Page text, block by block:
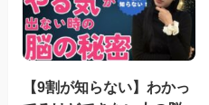
【9割が知らない】わかっ